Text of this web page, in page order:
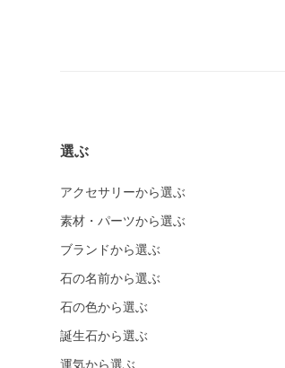
選ぶ
アクセサリーから選ぶ
素材・パーツから選ぶ
ブランドから選ぶ
石の名前から選ぶ
石の色から選ぶ
誕生石から選ぶ
運気から選ぶ